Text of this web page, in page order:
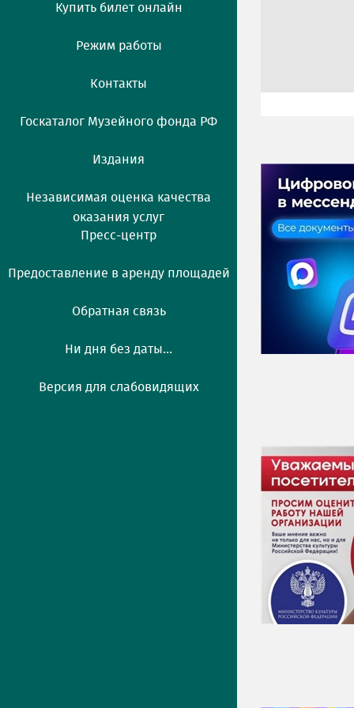
Купить билет онлайн
Режим работы
Контакты
Госкаталог Музейного фонда РФ
Издания
Независимая оценка качества
оказания услуг
Пресс-центр
Предоставление в аренду площадей
Обратная связь
Ни дня без даты...
Версия для слабовидящих